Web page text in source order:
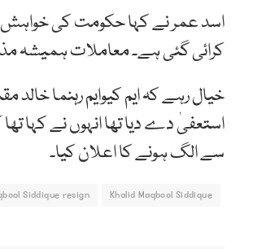
اسد عمر نے کہا حکومت کی خواہش
کرائی گئی ہے۔ معاملات ہمیشہ
خیال رہے کہ ایم کیوایم رہنما
استعفیٰ دے دیا تھا انہوں نے کہا
سے الگ ہونے کا اعلان کیا۔
Khalid Maqbool Siddique
Siddique resign